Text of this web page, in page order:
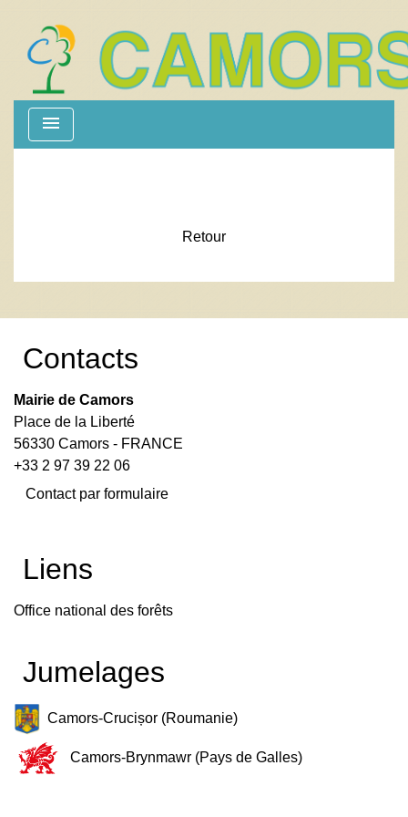
menu
Retour
Contacts
Mairie de Camors
Place de la Liberté
56330 Camors - FRANCE
+33 2 97 39 22 06
Contact par formulaire
Liens
Office national des forêts
Jumelages
Camors-Crucișor (Roumanie)
Camors-Brynmawr (Pays de Galles)